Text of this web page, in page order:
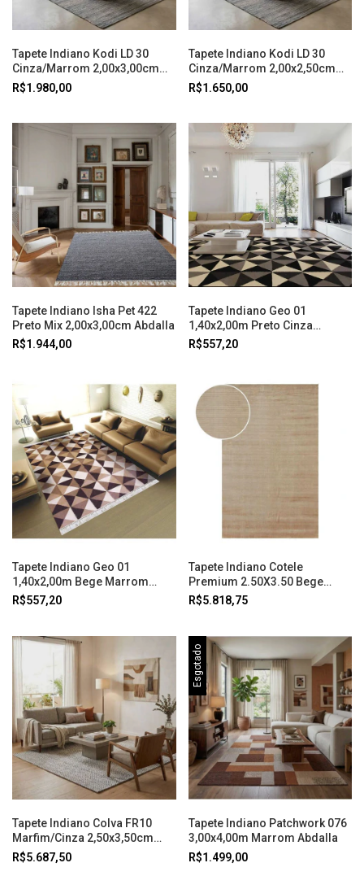
Tapete Indiano Kodi LD 30
Cinza/Marrom 2,00x3,00cm
Abdalla
R$1.980,00
Tapete Indiano Kodi LD 30
Cinza/Marrom 2,00x2,50cm
Abdalla
R$1.650,00
Tapete Indiano Isha Pet 422
Preto Mix 2,00x3,00cm Abdalla
R$1.944,00
Tapete Indiano Geo 01
1,40x2,00m Preto Cinza
Abdalla
R$557,20
Tapete Indiano Geo 01
1,40x2,00m Bege Marrom
Abdalla
R$557,20
Tapete Indiano Cotele
Premium 2.50X3.50 Bege
Abdalla
R$5.818,75
Tapete Indiano Colva FR10
Marfim/Cinza 2,50x3,50cm
Abdalla
R$5.687,50
Esgotado
Tapete Indiano Patchwork 076
3,00x4,00m Marrom Abdalla
R$1.499,00